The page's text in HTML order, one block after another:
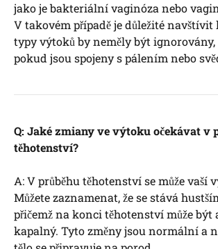
jako je bakteriální vaginóza nebo
V takovém případě je důležité navštívit
typy výtoků by neměly být ignorovány,
pokud jsou spojeny s pálením nebo
Q: Jaké zmiany ve výtoku očekávat v
těhotenství?
A: V průběhu těhotenství se může vaší
Můžete zaznamenat, že se stává
přičemž na konci těhotenství může být
kapalný. Tyto změny jsou normální a